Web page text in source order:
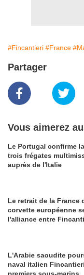
#Fincantieri #France
Partager
Vous aimerez
Le Portugal confirme
trois frégates
auprès de l'Italie
Le retrait de la France
corvette européenne
l'alliance entre
L'Arabie saoudite
naval italien